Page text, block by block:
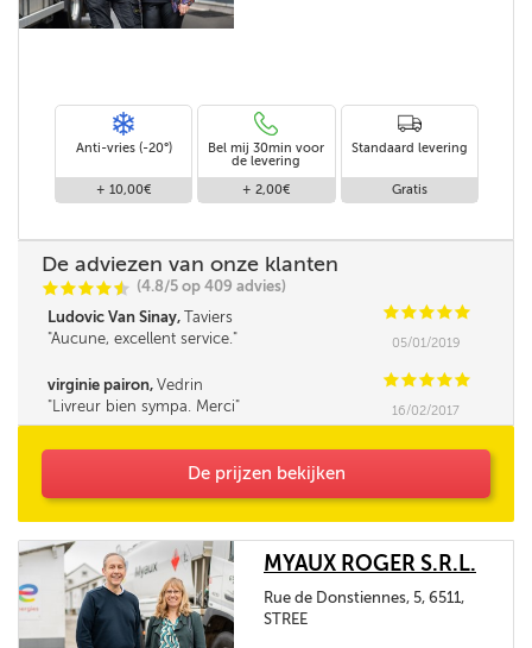
Anti-vries (-20°)
+ 10,00€
Bel mij 30min voor
de levering
+ 2,00€
Standaard levering
Gratis
De adviezen van onze klanten
CCCCi
@ (4.8/5 op 409 advies)
Ludovic Van Sinay, Taviers CCCCC
Aucune, excellent service.
05/01/2019
virginie pairon, Vedrin CCCCC
Livreur bien sympa. Merci
16/02/2017
De prijzen bekijken
MYAUX ROGER S.R.L.
Rue de Donstiennes, 5, 6511,
STREE